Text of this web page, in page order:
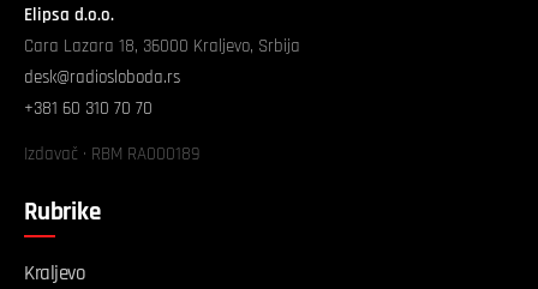
Elipsa d.o.o.
Cara Lazara 18, 36000 Kraljevo, Srbija
desk@radiosloboda.rs
+381 60 310 70 70
Izdavač · RBM RA000189
Rubrike
Kraljevo